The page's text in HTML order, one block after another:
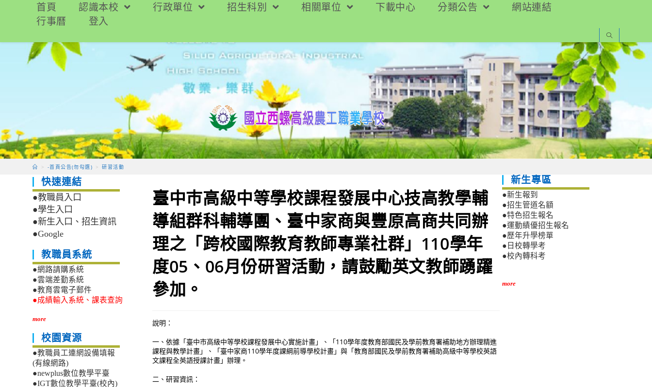
要
首頁 認識本校 行政單位 招生科別 相關單位 下載中心 分類公告
網站連結
行事曆
登入
> -首頁公告(勿勾選) > 研習活動
臺中巿高級中等學校課程發展中心技高教學輔
導組群科輔導團、臺中家商與豐原高商共同辦
理之「跨校國際教育教師專業社群」110學年
度05、06月份研習活動，請鼓勵英文教師踴躍
參加。
說明：
一、依據「臺中市高級中等學校課程發展中心實施計畫」、「110學年度教育部國民及學前教育署補助地方辦理精進
課程與教學計畫」、「臺中家商110學年度課綱前導學校計畫」與「教育部國民及學前教育署補助高級中等學校英語
文課程全英語授課計畫」辦理。
二、研習資訊：
快速連結
●教職員入口
●學生入口
●新生入口、招生資訊
●Google
教職員系統
●網路請購系統
●雲端差勤系統
●教育雲電子郵件
●成績輸入系統、課表查詢
more
校園資源
●教職員工連網設備填報
(有線網路)
●newplus數位教學平臺
●IGT數位教學平臺(校內)
新生專區
●新生報到
●招生管道名額
●特色招生報名
●運動績優招生報名
●歷年升學榜單
●日校轉學考
●校內轉科考
more